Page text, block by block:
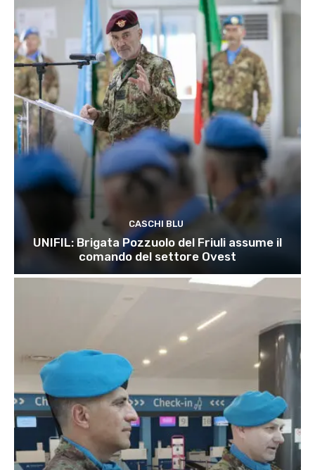
CASCHI BLU
UNIFIL: Brigata Pozzuolo del Friuli assume il
comando del settore Ovest